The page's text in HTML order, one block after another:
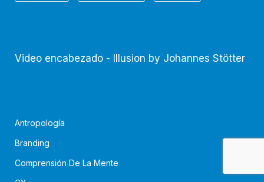
Video encabezado - Illusion by Johannes Stötter
Antropología
Branding
Comprensión De La Mente